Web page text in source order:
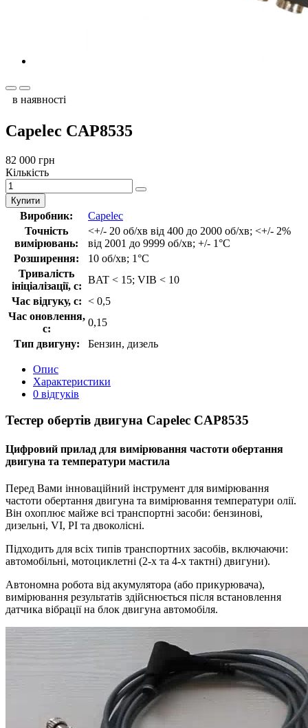
в наявності
Capelec CAP8535
82 000 грн
Кількість
Купити
Виробник:
Capelec
Точність
вимірювань:
<+/- 20 об/хв від 400 до 2000 об/хв; <+/- 2%
від 2001 до 9999 об/хв; +/- 1°C
Розширення:
10 об/хв; 1°C
Тривалість
ініціалізації, с:
BAT < 15; VIB < 10
Час відгуку, с: < 0,5
Час оновлення,
с:
0,15
Тип двигуну:
Бензин, дизель
Опис
Характеристики
0 відгуків
Тестер обертів двигуна Capelec СAP8535
Цифровий прилад для вимірювання частоти обертання
двигуна та температури мастила
Перед Вами інноваційний інструмент для вимірювання
частоти обертання двигуна та вимірювання температури олії.
Він охоплює майже всі транспортні засоби: бензинові,
дизельні, VI, PI та двоколісні.
Підходить для всіх типів транспортних засобів, включаючи:
автомобільні, мотоциклетні (2-х та 4-х тактні) двигуни).
Автономна робота від акумулятора (або прикурювача),
вимірювання результатів здійснюється після встановлення
датчика вібрації на блок двигуна автомобіля.